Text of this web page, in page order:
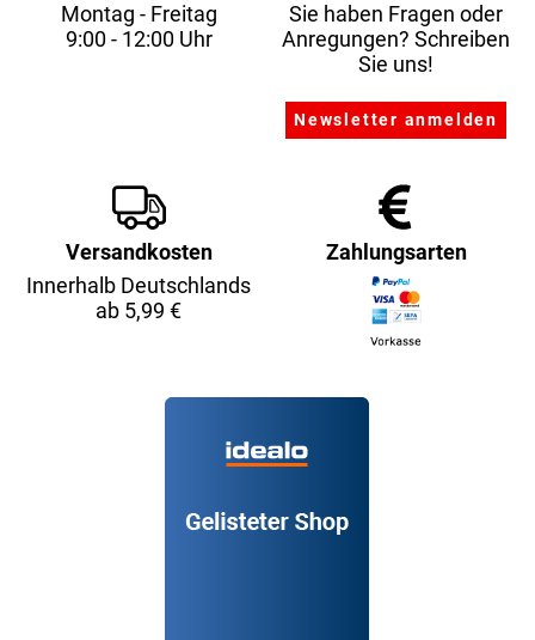
Montag - Freitag
9:00 - 12:00 Uhr
Sie haben Fragen oder
Anregungen? Schreiben
Sie uns!
Versandkosten
Innerhalb Deutschlands
ab 5,99 €
Zahlungsarten